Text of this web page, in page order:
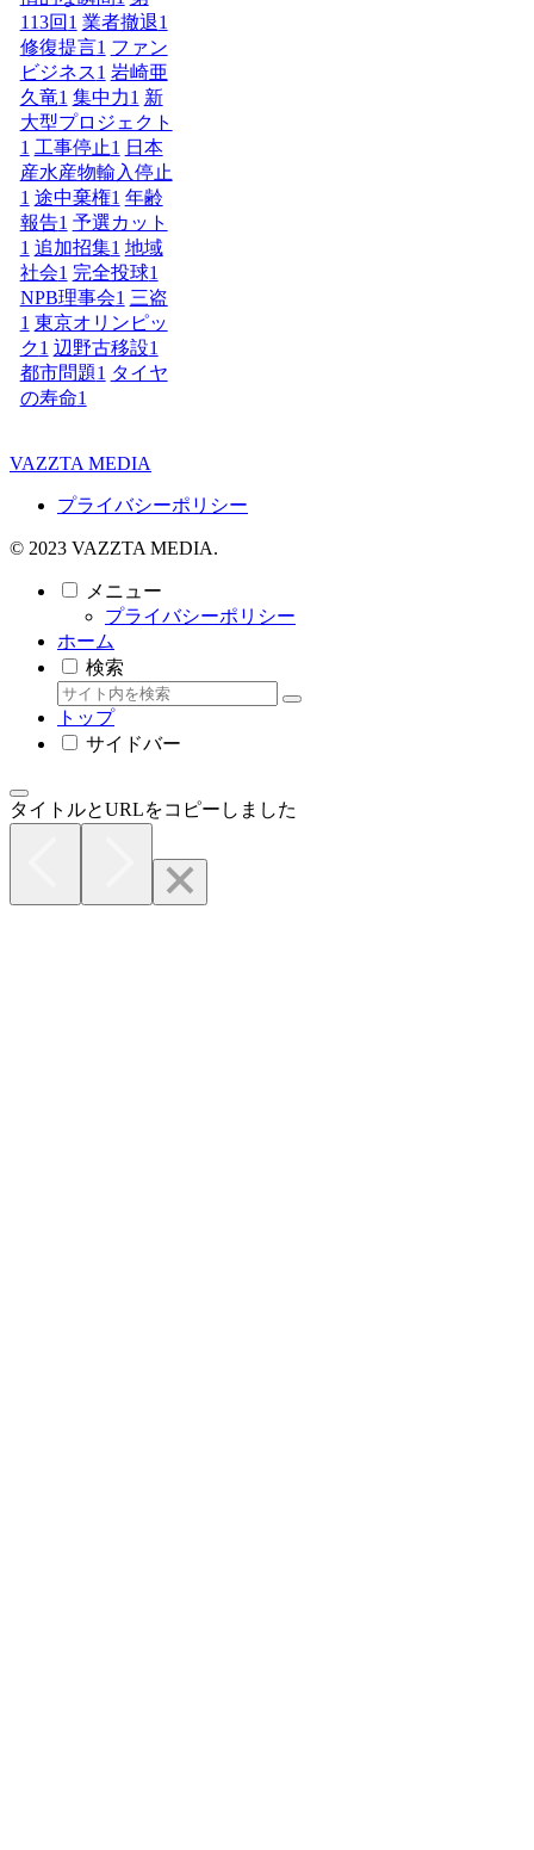
113回 1 業者撤退1
修復提言1 ファン
ビジネス1 岩崎亜
久竜1 集中力1 新
大型プロジェクト
1 工事停止1 日本
産水産物輸入停止
1 途中棄権1 年齢
報告1 予選カット
1 追加招集1 地域
社会1 完全投球1
NPB理事会1 三盗
1 東京オリンピッ
ク1 辺野古移設1
都市問題1 タイヤ
の寿命1
VAZZTA MEDIA
プライバシーポリシー
© 2023 VAZZTA MEDIA.
メニュー
プライバシーポリシー
ホーム
検索
トップ
サイドバー
タイトルとURLをコピーしました